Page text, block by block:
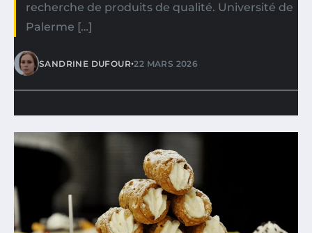
recherche de produits de qualité. Université de
Palerme […]
SANDRINE DUFOUR•22 MARS 2026